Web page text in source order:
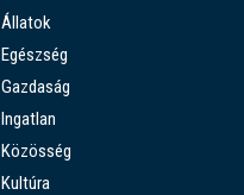
Állatok
Egészség
Gazdaság
Ingatlan
Közösség
Kultúra